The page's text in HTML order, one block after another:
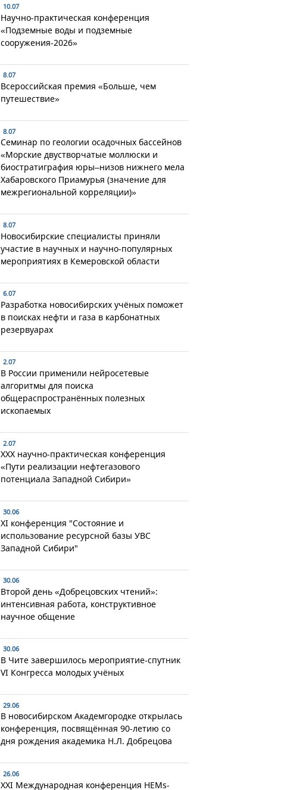
10.07
Научно-практическая конференция
«Подземные воды и подземные
сооружения-2026»
8.07
Всероссийская премия «Больше, чем
путешествие»
8.07
Семинар по геологии осадочных бассейнов
«Морские двустворчатые моллюски и
биостратиграфия юры–низов нижнего мела
Хабаровского Приамурья (значение для
межрегиональной корреляции)»
8.07
Новосибирские специалисты приняли
участие в научных и научно-популярных
мероприятиях в Кемеровской области
6.07
Разработка новосибирских учёных поможет
в поисках нефти и газа в карбонатных
резервуарах
2.07
В России применили нейросетевые
алгоритмы для поиска
общераспространённых полезных
ископаемых
2.07
XXX научно-практическая конференция
«Пути реализации нефтегазового
потенциала Западной Сибири»
30.06
XI конференция "Состояние и
использование ресурсной базы УВС
Западной Сибири"
30.06
Второй день «Добрецовских чтений»:
интенсивная работа, конструктивное
научное общение
30.06
В Чите завершилось мероприятие-спутник
VI Конгресса молодых учёных
29.06
В новосибирском Академгородке открылась
конференция, посвящённая 90-летию со
дня рождения академика Н.Л. Добрецова
26.06
XXI Международная конференция HEMs-